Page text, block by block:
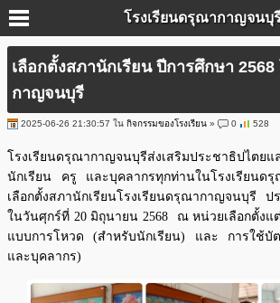
โรงเรียนดรุณากาญจนบุ
เลือกตั้งสภานักเรียน ปีการศึกษา
กาญจนบุรี
2025-06-26 21:30:57 ใน กิจกรรมของโรงเรียน » 0 528
โรงเรียนดรุณากาญจนบุรีส่งเสริมประชาธิปไตยแ
นักเรียน ครู และบุคลากรทุกท่านในโรงเรียนด
เลือกตั้งสภานักเรียนโรงเรียนดรุณากาญจนบุรี ป
ในวันศุกร์ที่ 20 มิถุนายน 2568 ณ หน่วยเลือกตั้งแ
แบบการโหวด (สำหรับนักเรียน) และ การใช้บั
และบุคลากร)